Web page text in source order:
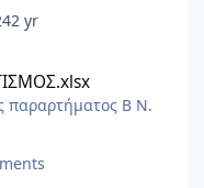
2 yr
παραρτήματος Β Ν.